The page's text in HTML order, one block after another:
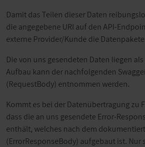
Damit das Teilen dieser Daten
die angegebene URI auf den API-
externe Provider/Kunde die
Die von uns gesendeten Daten liegen als
Aufbau kann der nachfolgenden
(RequestBody) entnommen werden.
Kommt es bei der Datenübertragung zu
dass die an uns gesendete Error-
enthält, welches nach dem
(ErrorResponseBody) aufgebaut ist.